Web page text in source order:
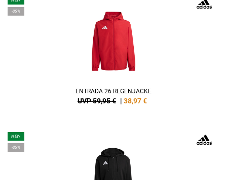
-35%
ENTRADA 26 REGENJACKE
UVP 59,95 € | 38,97€
NEW
-35%